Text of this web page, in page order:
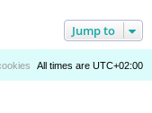
Jump to
All times are UTC+02:00